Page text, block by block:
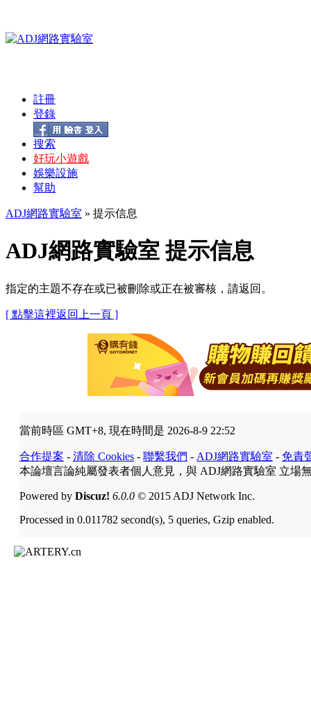
註冊
登錄
搜索
好玩小遊戲
娛樂設施
幫助
ADJ網路實驗室 » 提示信息
ADJ網路實驗室 提示信息
指定的主題不存在或已被刪除或正在被審核，請返回。
[ 點擊這裡返回上一頁 ]
當前時區 GMT+8, 現在時間是 2026-8-9 22:52
合作提案 - 清除 Cookies - 聯繫我們 - ADJ網路實驗室 - 免責
本論壇言論純屬發表者個人意見，與 ADJ網路實驗室 立場
Powered by Discuz! 6.0.0 © 2015 ADJ Network Inc.
Processed in 0.011782 second(s), 5 queries, Gzip enabled.